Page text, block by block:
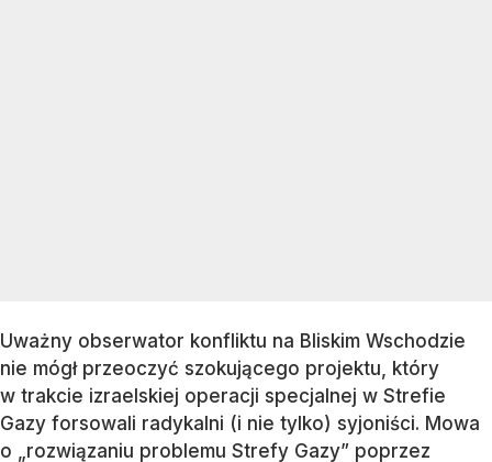
Uważny obserwator konfliktu na Bliskim Wschodzie
nie mógł przeoczyć szokującego projektu, który
w trakcie izraelskiej operacji specjalnej w Strefie
Gazy forsowali radykalni (i nie tylko) syjoniści. Mowa
o „rozwiązaniu problemu Strefy Gazy” poprzez